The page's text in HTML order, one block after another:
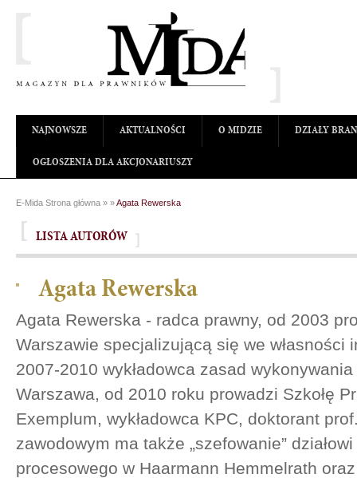
NAJNOWSZE AKTUALNOŚCI O MIDZIE DZIAŁY
OGŁOSZENIA DLA AKCJONARIUSZY
E-Mida Strona główna » »Agata Rewerska
LISTA AUTORÓW
Agata Rewerska
Agata Rewerska - radca prawny, od 2003
Warszawie specjalizującą się we własności
2007-2010 wykładowca zasad
Warszawa, od 2010 roku prowadzi Szkołę
Exemplum, wykładowca KPC, doktorant
zawodowym ma także „szefowanie”
procesowego w Haarmann Hemmelrath